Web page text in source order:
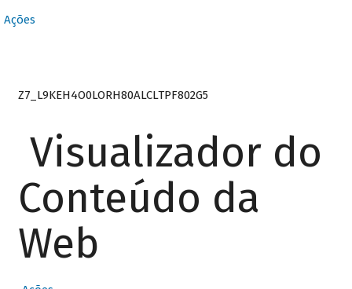
Ações
Z7_L9KEH4O0LORH80ALCLTPF802G5
Visualizador do
Conteúdo da
Web